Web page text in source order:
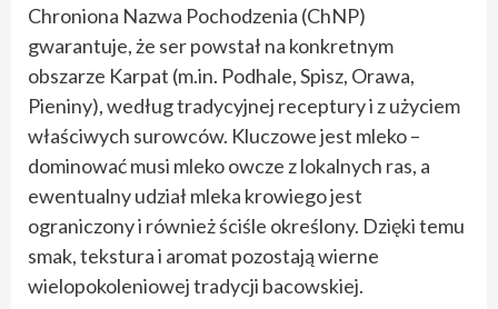
Chroniona Nazwa Pochodzenia (ChNP)
gwarantuje, że ser powstał na konkretnym
obszarze Karpat (m.in. Podhale, Spisz, Orawa,
Pieniny), według tradycyjnej receptury i z użyciem
właściwych surowców. Kluczowe jest mleko –
dominować musi mleko owcze z lokalnych ras, a
ewentualny udział mleka krowiego jest
ograniczony i również ściśle określony. Dzięki temu
smak, tekstura i aromat pozostają wierne
wielopokoleniowej tradycji bacowskiej.